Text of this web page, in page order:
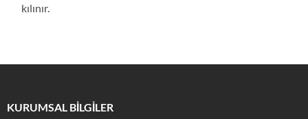
kılınır.
KURUMSAL BİLGİLER